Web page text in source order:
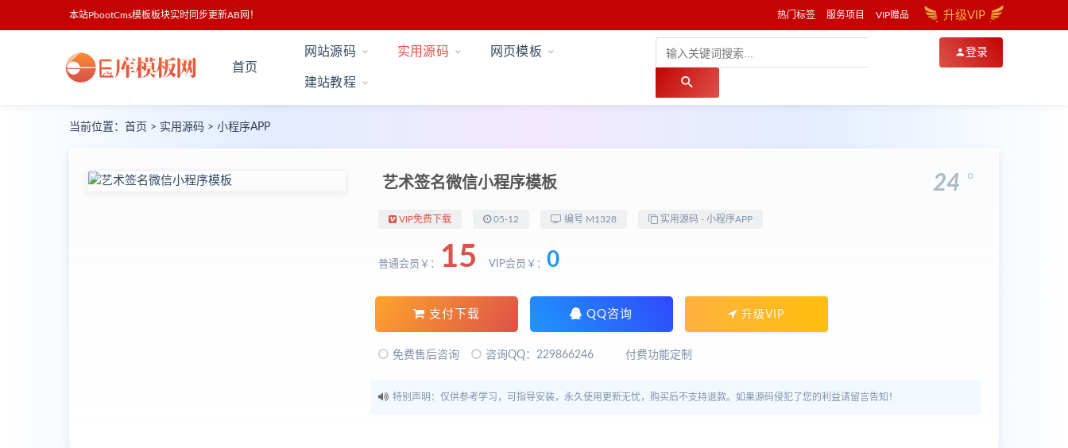
本站PbootCms模板板块实时同步更新AB网！ 热门标签 服务项目 VIP赠品 升级VIP
首页
网站源码 实用源码 网页模板
建站教程
登录
当前位置： 首页 > 实用源码 > 小程序APP
艺术签名微信小程序模板 24
。
VIP免费下载 05-12 编号 M1328 实用源码 - 小程序APP
普通会员￥： 15 VIP会员￥： 0
支付下载 QQ咨询 升级VIP
免费售后咨询 咨询QQ：229866246 付费功能定制
特别声明：仅供参考学习，可指导安装，永久使用更新无忧，购买后不支持退款。如果源码侵犯了您的利益请留言告知！